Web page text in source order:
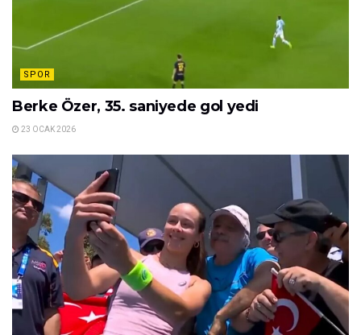
SPOR
Berke Özer, 35. saniyede gol yedi
23 OCAK 2026